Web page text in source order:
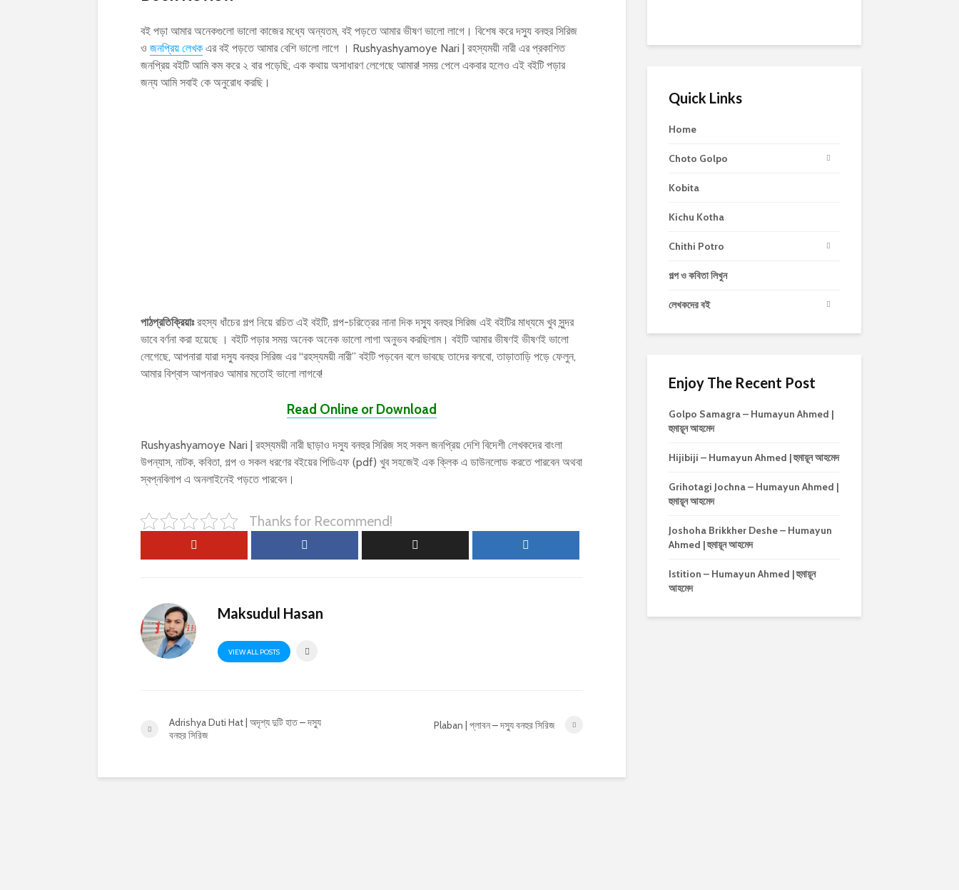
বই পড়া আমার অনেকগুলো ভালো কাজের মধ্যে অন্যতম, বই পড়তে আমার ভীষণ ভালো লাগে। বিশেষ করে দস্যু বনহুর সিরিজ
ও জনপ্রিয় লেখক এর বই পড়তে আমার বেশি ভালো লাগে । Rushyashyamoye Nari | রহস্যময়ী নারী এর প্রকাশিত
জনপ্রিয় বইটি আমি কম করে ২ বার পড়েছি, এক কথায় অসাধারণ লেগেছে আমার! সময় পেলে একবার হলেও এই বইটি পড়ার
জন্য আমি সবাই কে অনুরোধ করছি।
পাঠপ্রতিক্রিয়াঃরহস্য ধাঁচের গল্প নিয়ে রচিত এই বইটি, গল্প-চরিত্রের নানা দিক দস্যু বনহুর সিরিজ এই বইটির মাধ্যমে খুব সুন্দর
ভাবে বর্ণনা করা হয়েছে । বইটি পড়ার সময় অনেক অনেক ভালো লাগা অনুভব করছিলাম। বইটি আমার ভীষণই ভীষণই ভালো
লেগেছে, আপনারা যারা দস্যু বনহুর সিরিজ এর “রহস্যময়ী নারী” বইটি পড়বেন বলে ভাবছে তাদের বলবো, তাড়াতাড়ি পড়ে ফেলুন,
আমার বিশ্বাস আপনারও আমার মতোই ভালো লাগবে!
Read Online or Download
Rushyashyamoye Nari | রহস্যময়ী নারী ছাড়াও দস্যু বনহুর সিরিজ সহ সকল জনপ্রিয় দেশি বিদেশী লেখকদের বাংলা
উপন্যাস, নাটক, কবিতা, গল্প ও সকল ধরণের বইয়ের পিডিএফ (pdf) খুব সহজেই এক ক্লিক এ ডাউনলোড করতে পারবেন অথবা
স্বপ্নবিলাপ এ অনলাইনেই পড়তে পারবেন।
Thanks for Recommend!
Maksudul Hasan
VIEW ALL POSTS
Adrishya Duti Hat | অদৃশ্য দুটি হাত – দস্যু
বনহুর সিরিজ
Plaban | প্লাবন – দস্যু বনহুর সিরিজ
Quick Links
Home
Choto Golpo
Kobita
Kichu Kotha
Chithi Potro
গল্প ও কবিতা লিখুন
লেখকদের বই
Enjoy The Recent Post
Golpo Samagra – Humayun Ahmed |
হুমায়ূন আহমেদ
Hijibiji – Humayun Ahmed | হুমায়ূন আহমেদ
Grihotagi Jochna – Humayun Ahmed |
হুমায়ূন আহমেদ
Joshoha Brikkher Deshe – Humayun
Ahmed | হুমায়ূন আহমেদ
Istition – Humayun Ahmed | হুমায়ূন
আহমেদ